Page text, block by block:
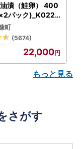
漬（鮭卵） 400
パック)_K022-
町
(5674)
22,000
もっと見る
さがす